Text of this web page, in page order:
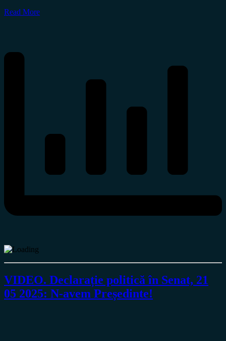
Read More
VIDEO. Declarație politică în Senat, 21
05 2025: N-avem Președinte!